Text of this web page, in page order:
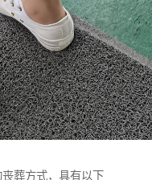
葬方式，具有以下